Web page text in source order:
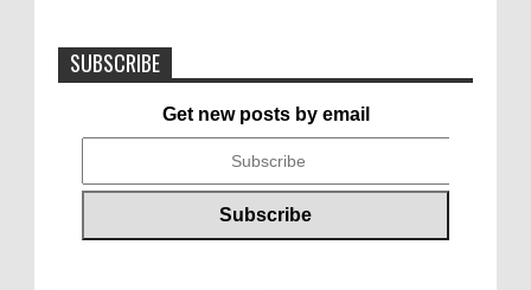
SUBSCRIBE
Get new posts by email